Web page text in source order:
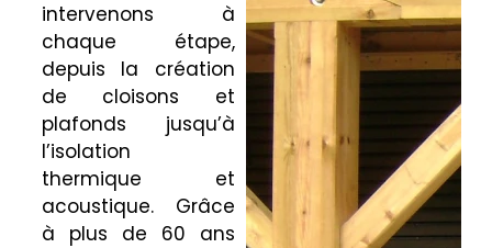
intervenons à
chaque étape,
depuis la création
de cloisons et
plafonds jusqu’à
l’isolation
thermique et
acoustique. Grâce
à plus de 60 ans